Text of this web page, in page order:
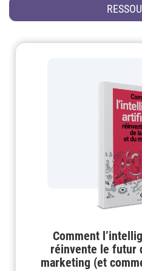
Comment
réinvente le futur
marketing (et